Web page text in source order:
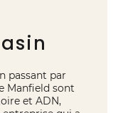
passant par
Manfield sont
et ADN,